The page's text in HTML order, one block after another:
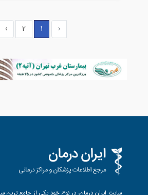
‹
1
2
›
سایت ایران درمان، در نوع خود یکی از جامع